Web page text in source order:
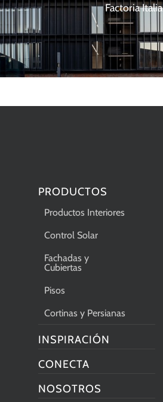
Factoria Italia
PRODUCTOS
Productos Interiores
Control Solar
Fachadas y
Cubiertas
Pisos
Cortinas y Persianas
INSPIRACIÓN
CONECTA
NOSOTROS